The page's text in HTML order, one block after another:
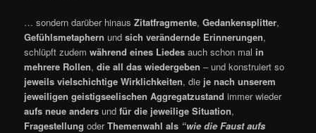
… sondern darüber hinausZitatfragmente,Gedankensplitter,
Gefühlsmetaphern undsich verändernde Erinnerungen,
schlüpft zudemwährend eines Liedes auch schon mal in
mehrere Rollen,die all das wiedergeben – und konstruiert so
jeweils vielschichtige Wirklichkeiten, die je nach unserem
jeweiligen geistigseelischen Aggregatzustand immer wieder
aufs neue anders undfür die jeweilige Situation,
Fragestellung oderThemenwahl als “wie die Faust aufs